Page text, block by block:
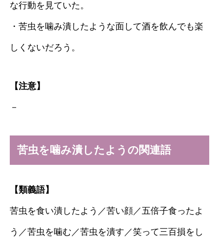
な行動を見ていた。
・苦虫を噛み潰したような面して酒を飲んでも楽
しくないだろう。
【注意】
－
苦虫を噛み潰したようの関連語
【類義語】
苦虫を食い潰したよう／苦い顔／五倍子食ったよ
う／苦虫を噛む／苦虫を潰す／笑って三百損をし